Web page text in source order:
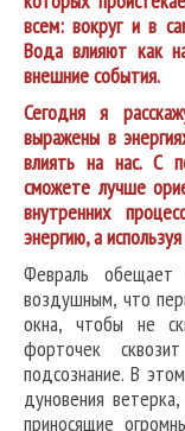
всем: вокруг и в
Вода влияют как
внешние события.
Сегодня я
выражены в
влиять на нас. С
сможете лучше
внутренних
энергию, а
Февраль обещает
воздушным, что
окна, чтобы не
форточек
подсознание. В
дуновения
приносящие